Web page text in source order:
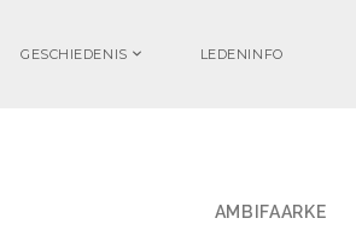
GESCHIEDENIS LEDENINFO
AMBIFAARKE